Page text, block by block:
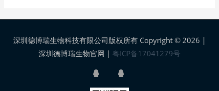
深圳德博瑞生物科技有限公司版权所有 Copyright © 2026 |
深圳德博瑞生物官网 | 粤ICP备17041279号